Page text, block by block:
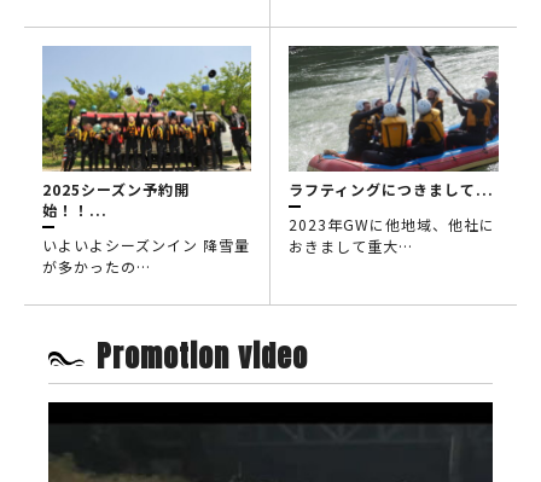
2025シーズン予約開
始！！...
いよいよシーズンイン 降雪量
が多かったの…
ラフティングにつきまして...
2023年GWに他地域、他社に
おきまして重大…
Promotion video